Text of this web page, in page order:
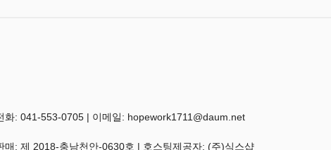
: 041-553-0705 | 이메일: hopework1711@daum.net
매: 제 2018-충남천안-0630호 | 호스팅제공자: (주)식스샵